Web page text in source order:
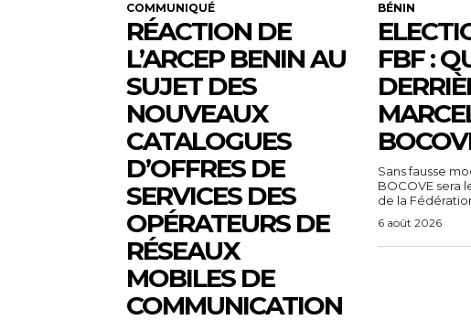
COMMUNIQUÉ
RÉACTION DE
L’ARCEP BENIN AU
SUJET DES
NOUVEAUX
CATALOGUES
D’OFFRES DE
SERVICES DES
OPÉRATEURS DE
RÉSEAUX
MOBILES DE
COMMUNICATION
BÉNIN
FBF :
Sans fausse
BOCOVE sera
de la
6 août 2026